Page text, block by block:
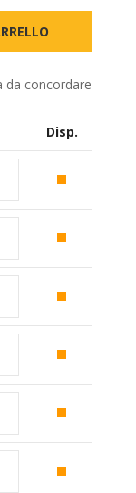
da concordare
Disp.